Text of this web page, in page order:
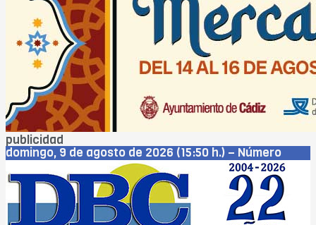
publicidad
domingo, 9 de agosto de 2026 (15:50 h.) – Número
Cádiz
Jerez
San Fernando